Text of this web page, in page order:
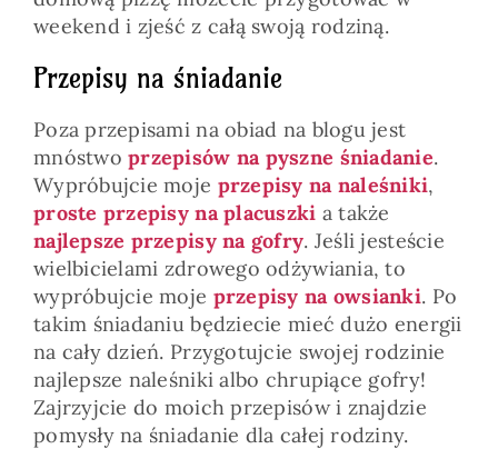
weekend i zjeść z całą swoją rodziną.
Przepisy na śniadanie
Poza przepisami na obiad na blogu jest
mnóstwo przepisów na pyszne śniadanie.
Wypróbujcie moje przepisy na naleśniki,
proste przepisy na placuszki a także
najlepsze przepisy na gofry. Jeśli jesteście
wielbicielami zdrowego odżywiania, to
wypróbujcie moje przepisy na owsianki. Po
takim śniadaniu będziecie mieć dużo energii
na cały dzień. Przygotujcie swojej rodzinie
najlepsze naleśniki albo chrupiące gofry!
Zajrzyjcie do moich przepisów i znajdzie
pomysły na śniadanie dla całej rodziny.